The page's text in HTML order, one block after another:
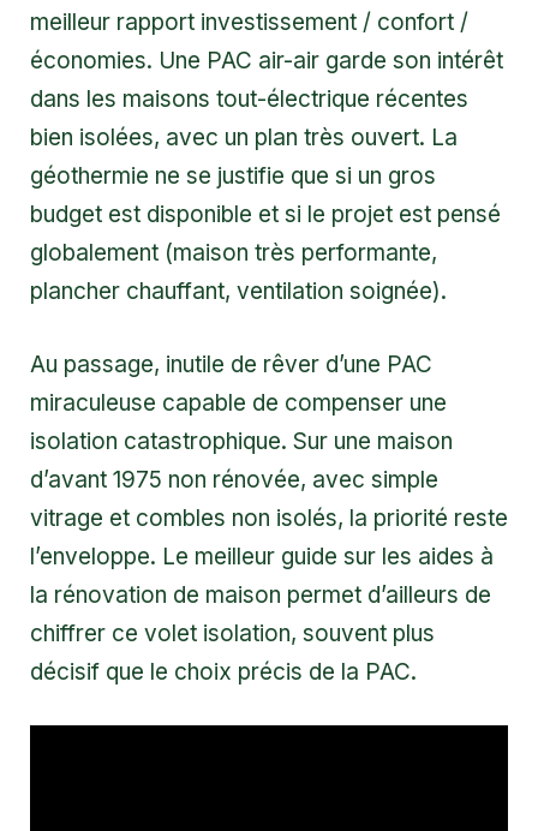
meilleur rapport investissement / confort /
économies. Une PAC air-air garde son intérêt
dans les maisons tout-électrique récentes
bien isolées, avec un plan très ouvert. La
géothermie ne se justifie que si un gros
budget est disponible et si le projet est pensé
globalement (maison très performante,
plancher chauffant, ventilation soignée).
Au passage, inutile de rêver d’une PAC
miraculeuse capable de compenser une
isolation catastrophique. Sur une maison
d’avant 1975 non rénovée, avec simple
vitrage et combles non isolés, la priorité reste
l’enveloppe. Le meilleur guide sur les aides à
la rénovation de maison permet d’ailleurs de
chiffrer ce volet isolation, souvent plus
décisif que le choix précis de la PAC.